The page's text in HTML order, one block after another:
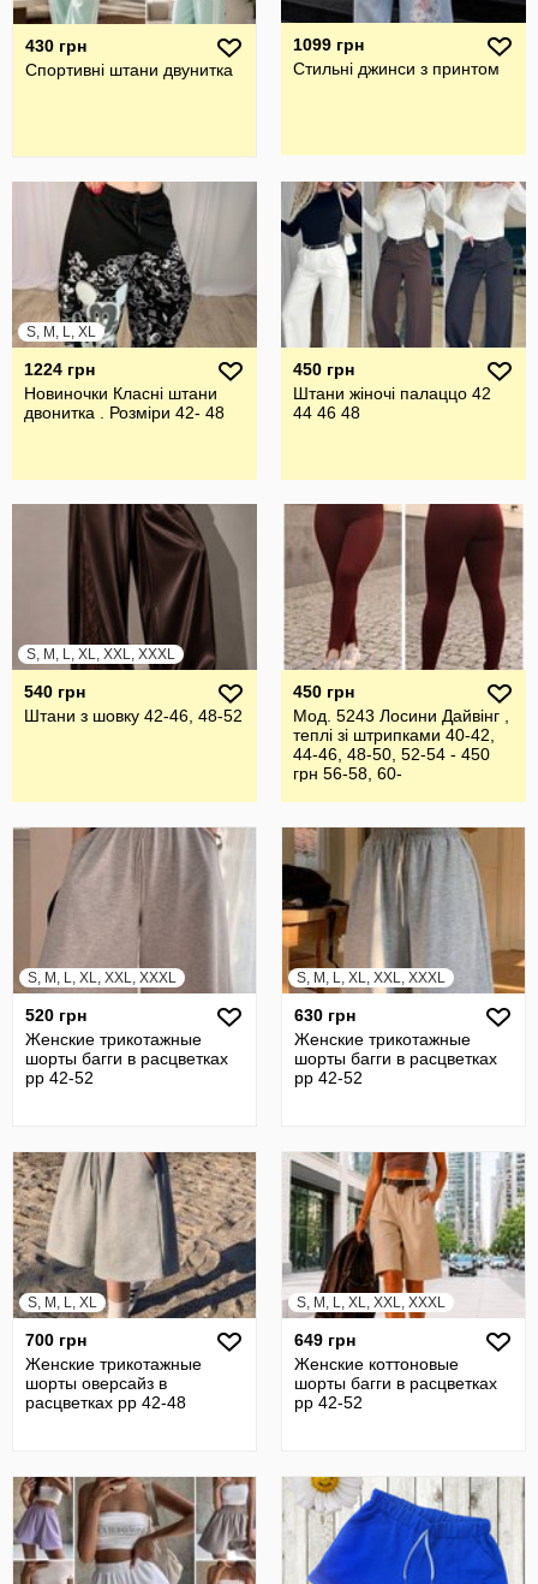
430 грн
Спортивні штани двунитка
1099 грн
Стильні джинси з принтом
S, M, L, XL
1224 грн
Новиночки Класні штани
двонитка . Розмiри 42- 48
450 грн
Штани жіночі палаццо 42
44 46 48
S, M, L, XL, XXL, XXXL
540 грн
Штани з шовку 42-46, 48-52
450 грн
Мод. 5243 Лосини Дайвінг ,
теплі зі штрипками 40-42,
44-46, 48-50, 52-54 - 450
грн 56-58, 60-
S, M, L, XL, XXL, XXXL
520 грн
Женские трикотажные
шорты багги в расцветках
рр 42-52
S, M, L, XL, XXL, XXXL
630 грн
Женские трикотажные
шорты багги в расцветках
рр 42-52
S, M, L, XL
700 грн
Женские трикотажные
шорты оверсайз в
расцветках рр 42-48
S, M, L, XL, XXL, XXXL
649 грн
Женские коттоновые
шорты багги в расцветках
рр 42-52